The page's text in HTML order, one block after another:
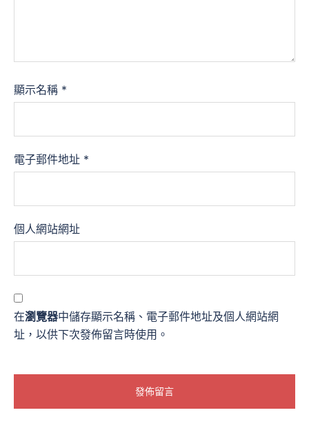
顯示名稱 *
電子郵件地址 *
個人網站網址
在瀏覽器中儲存顯示名稱、電子郵件地址及個人網站網
址，以供下次發佈留言時使用。